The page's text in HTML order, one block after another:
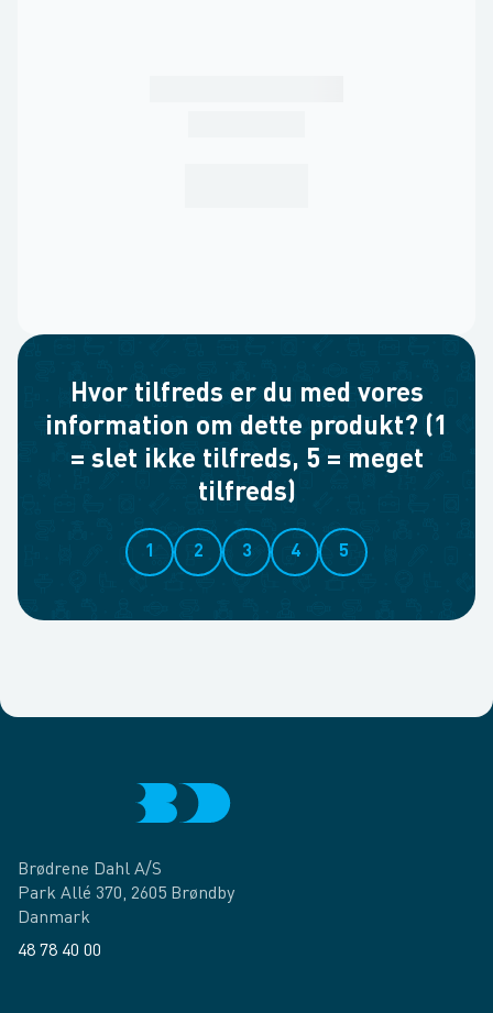
Hvor tilfreds er du med vores
information om dette produkt? (1
= slet ikke tilfreds, 5 = meget
tilfreds)
1 2 3 4 5
Brødrene Dahl A/S
Park Allé 370, 2605 Brøndby
Danmark
48 78 40 00